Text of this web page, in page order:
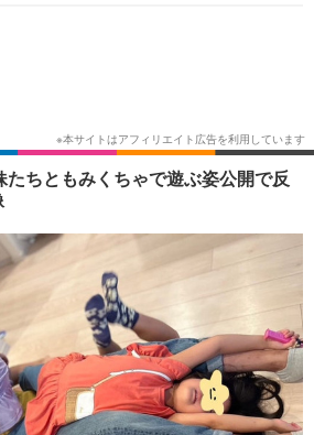
その他
たちともみくちゃで遊ぶ姿公開で反